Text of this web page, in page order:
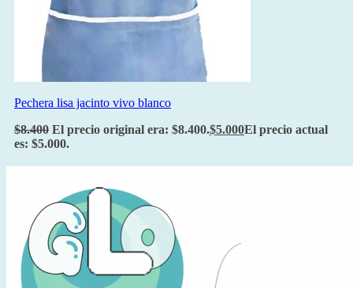
Pechera lisa jacinto vivo blanco
$8.400 El precio original era: $8.400.$5.000El precio actual
es: $5.000.